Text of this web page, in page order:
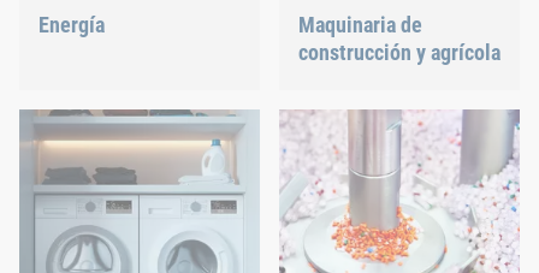
Energía
hacemos nuestra parte
para dar forma al futuro
energético.
Maquinaria de
construcción y agrícola
meteorológicas, los
efectos de fuerza
permanentes por vibración
y la utilización de
capacidad irregular
afectan significativamente